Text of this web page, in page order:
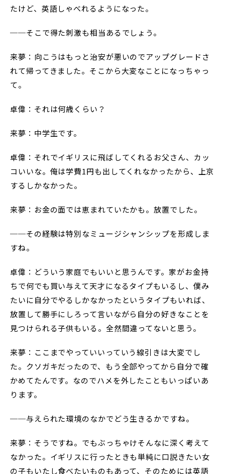
たけど、英語しゃべれるようになった。
──そこで得た刺激も相当あるでしょう。
来夢：向こうはもっと治安が悪いのでアップグレードさ
れて帰ってきました。そこから大変なことになっちゃっ
て。
卓偉：それは何歳くらい？
来夢：中学生です。
卓偉：それでイギリスに飛ばしてくれるお父さん、カッ
コいいな。俺は学費1円も出してくれなかったから、上京
するしかなかった。
来夢：お金の面では恵まれていたかも。放置でした。
──その経験は特別なミュージシャンシップを形成しま
すね。
卓偉：どういう家庭でもいいと思うんです。家がお金持
ちで何でも買い与えて天才になるタイプもいるし、僕み
たいに自分でやるしかなかったというタイプもいれば、
放置して勝手にしろって言いながら自分の好きなことを
見つけられる子供もいる。全然間違ってないと思う。
来夢：ここまでやっていいっていう線引きは大変でし
た。クソガキだったので、もう全部やってから自分で確
かめてたんです。なのでハメを外したこともいっぱいあ
ります。
──与えられた環境のなかでどう生きるかですね。
来夢：そうですね。でもぶっちゃけそんなに深く考えて
なかった。イギリスに行ったときも単純に口説きたい女
の子もいたし食べたいものもあって、そのためには英語